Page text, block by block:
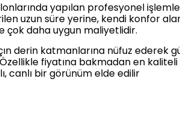
yapılan profesyonel
uzun süre yerine, kendi konfor
çok daha uygun maliyetlidir.
derin katmanlarına nüfuz ederek
fiyatına bakmadan en
canlı bir görünüm elde edilir